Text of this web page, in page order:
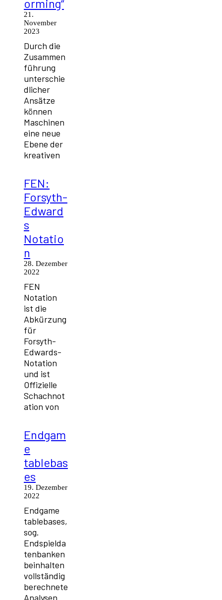
orming“
21.
November
2023
Durch die
Zusammen
führung
unterschie
dlicher
Ansätze
können
Maschinen
eine neue
Ebene der
kreativen
FEN:
Forsyth-
Edward
s
Notatio
n
28. Dezember
2022
FEN
Notation
ist die
Abkürzung
für
Forsyth-
Edwards-
Notation
und ist
Offizielle
Schachnot
ation von
Endgam
e
tablebas
es
19. Dezember
2022
Endgame
tablebases,
sog.
Endspielda
tenbanken
beinhalten
vollständig
berechnete
Analysen